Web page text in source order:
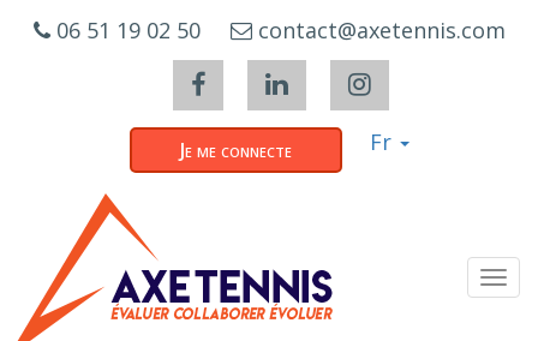
06 51 19 02 50 contact@axetennis.com
Je me connecte Fr